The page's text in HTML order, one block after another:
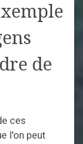
de
ces
l'on peut